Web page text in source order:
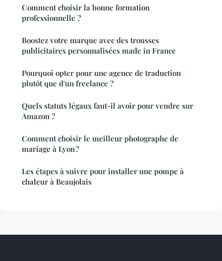
Comment choisir la bonne formation
professionnelle ?
Boostez votre marque avec des trousses
publicitaires personnalisées made in France
Pourquoi opter pour une agence de traduction
plutôt que d'un freelance ?
Quels statuts légaux faut-il avoir pour vendre sur
Amazon ?
Comment choisir le meilleur photographe de
mariage à Lyon ?
Les étapes à suivre pour installer une pompe à
chaleur à Beaujolais